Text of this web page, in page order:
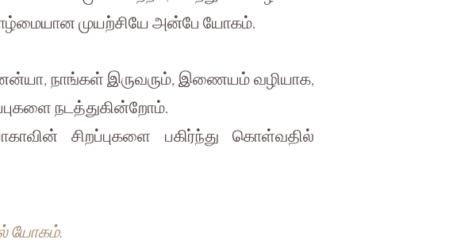
முயற்சியே அன்பே யோகம்.
நாங்கள் இருவரும், இணையம் வழியாக,
நடத்துகின்றோம்.
சிறப்புகளை பகிர்ந்து கொள்வதில்
யோகம்.